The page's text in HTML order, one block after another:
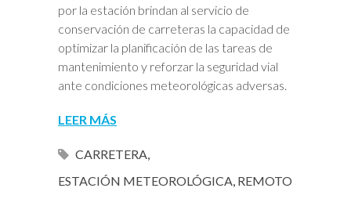
por la estación brindan al servicio de
conservación de carreteras la capacidad de
optimizar la planificación de las tareas de
mantenimiento y reforzar la seguridad vial
ante condiciones meteorológicas adversas.
LEER MÁS
CARRETERA,
ESTACIÓN METEOROLÓGICA, REMOTO